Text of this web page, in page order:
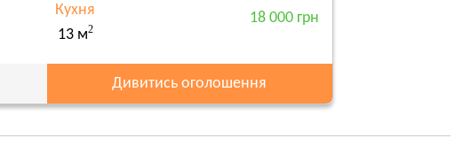
Кухня
13 м2
18 000 грн
Дивитись оголошення